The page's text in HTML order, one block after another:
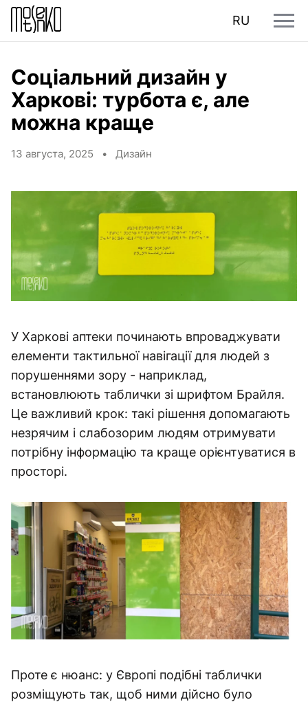
RU
Соціальний дизайн у
Харкові: турбота є, але
можна краще
13 августа, 2025 • Дизайн
У Харкові аптеки починають впроваджувати
елементи тактильної навігації для людей з
порушеннями зору - наприклад,
встановлюють таблички зі шрифтом Брайля.
Це важливий крок: такі рішення допомагають
незрячим і слабозорим людям отримувати
потрібну інформацію та краще орієнтуватися в
просторі.
Проте є нюанс: у Європі подібні таблички
розміщують так, щоб ними дійсно було